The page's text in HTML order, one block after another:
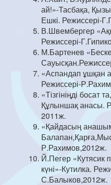
ай!»-Тасбақа,
Ешкі. Режиссері-
В.Швембергер
Режиссері-
М.Бартенев
«Аспандап ұшқан
Режиссері-
«Тізгініңді босат
Құлыншақ анасы.
2011ж.
«Қайдасың
Р.Рахимов,2012ж.
Й.Пегер «Кутясик
күні»-Кутилка.
С.Балыков,2012ж.